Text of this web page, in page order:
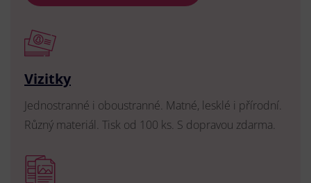
Vizitky
Jednostranné i oboustranné. Matné, lesklé i přírodní.
Různý materiál. Tisk od 100 ks. S dopravou zdarma.